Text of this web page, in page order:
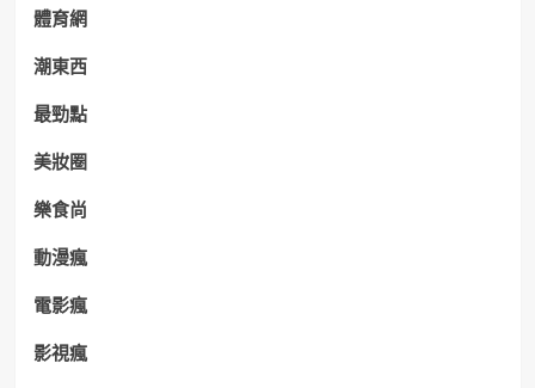
體育網
潮東西
最勁點
美妝圈
樂食尚
動漫瘋
電影瘋
影視瘋